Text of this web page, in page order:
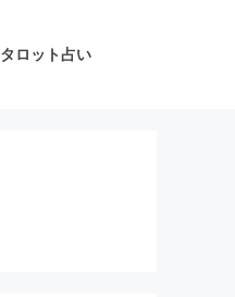
タロット占い